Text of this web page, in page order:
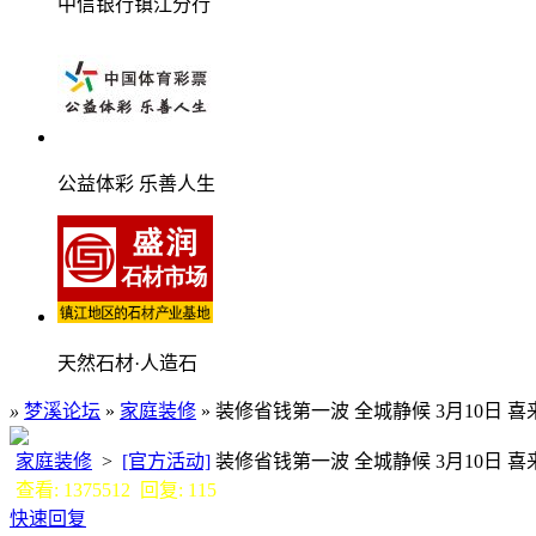
公益体彩 乐善人生
天然石材·人造石
» 梦溪论坛 » 家庭装修 » 装修省钱第一波 全城静候 3月10日 喜
家庭装修 > [官方活动] 装修省钱第一波 全城静候 3月10日
查看: 1375512 回复: 115
快速回复